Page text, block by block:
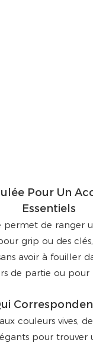
Pour Un
Essentiels
permet de ranger
grip ou des
avoir à fouiller
de partie ou pour
couleurs vives,
pour trouver